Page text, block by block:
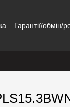
Гарантії/обмін/